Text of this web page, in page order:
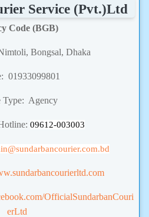
Service (Pvt.)Ltd
Code (BGB)
Bongsal, Dhaka
01933099801
Type: Agency
09612-003003
@sundarbancourier.com.bd
OfficialSundarbanCouri
erLtd